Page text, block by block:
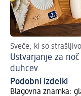
Sveče, ki so
Ustvarjanje za
duhcev
Podobni izdelki
Blagovna znamka: